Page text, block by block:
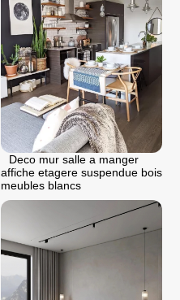
Deco mur salle a manger
affiche etagere suspendue bois
meubles blancs